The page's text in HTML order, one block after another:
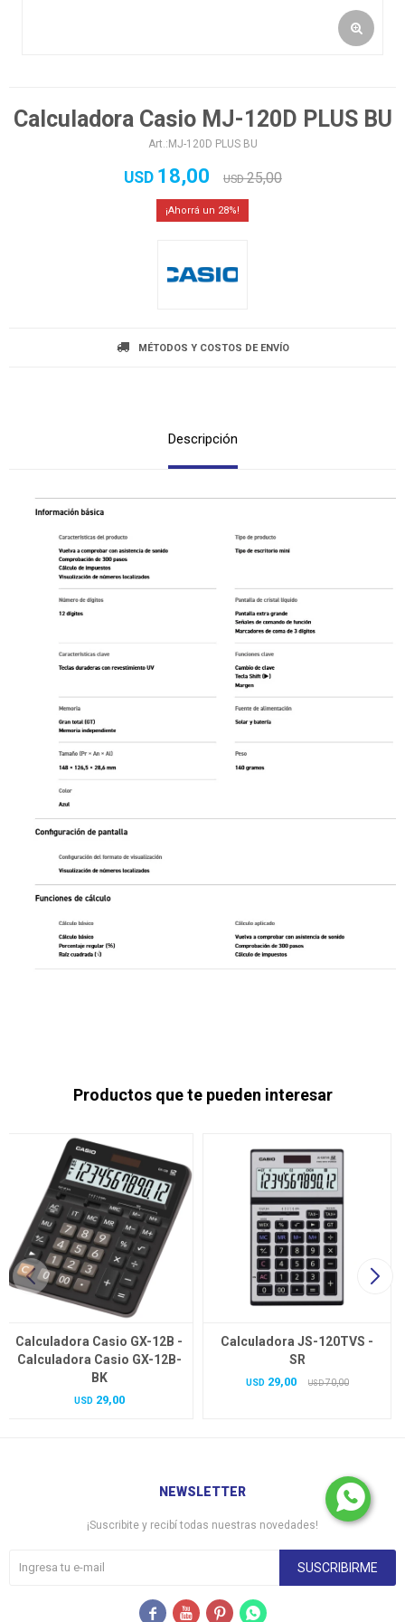
Calculadora Casio MJ-120D PLUS BU
MJ-120D PLUS BU
USD 18,00 USD 25,00
28
MÉTODOS Y COSTOS DE ENVÍO
Descripción
Productos que te pueden interesar
Calculadora Casio GX-12B -
Calculadora Casio GX-12B-
BK
USD 29,00
Calculadora JS-120TVS -
SR
USD 29,00 USD 70,00
NEWSLETTER
¡Suscribite y recibí todas nuestras novedades!
SUSCRIBIRME
   